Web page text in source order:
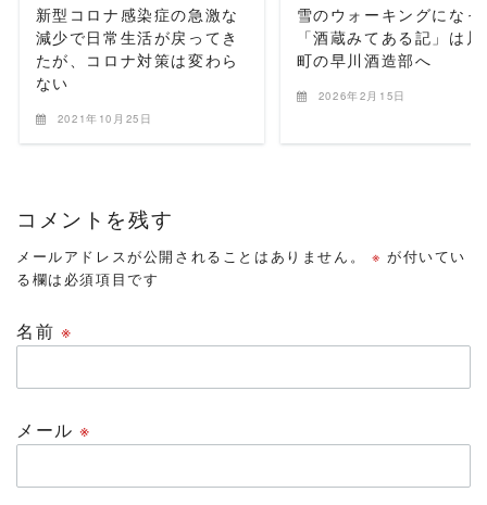
新型コロナ感染症の急激な
減少で日常生活が戻ってき
たが、コロナ対策は変わら
ない
2021年10月25日
雪のウォーキングになっ
「酒蔵みてある記」は
町の早川酒造部へ
2026年2月15日
コメントを残す
メールアドレスが公開されることはありません。 ※ が付いてい
る欄は必須項目です
名前 ※
メール※